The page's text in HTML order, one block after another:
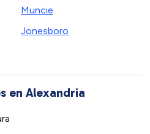
Muncie
Jonesboro
en Alexandria